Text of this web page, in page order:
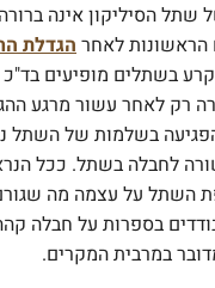
הסיליקון אינה
לאחרהגדלת
רק לאחר עשור מרגע
בשלמות של השתל
לחבלה בשתל. ככל
השתל על עצמה מה
בספרות על חבלה
במרבית המקרים.